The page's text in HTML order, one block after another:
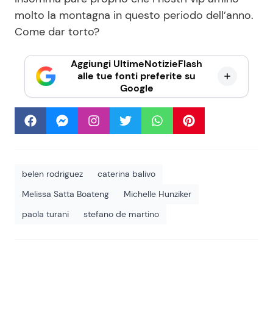
molto la montagna in questo periodo dell’anno.
Come dar torto?
Aggiungi UltimeNotizieFlash
alle tue fonti preferite su
Google
belen rodriguez
caterina balivo
Melissa Satta Boateng
Michelle Hunziker
paola turani
stefano de martino